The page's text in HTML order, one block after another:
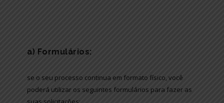
a) Formulários:
se o seu processo continua em formato físico, você
poderá utilizar os seguintes formulários para fazer as